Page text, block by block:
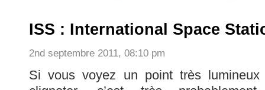
ISS : International Space
2nd septembre 2011, 08:10 pm
Si vous voyez un point très